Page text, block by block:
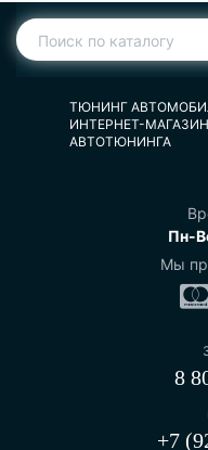
ТЮНИНГ
ИНТЕРНЕТ-
АВТОТЮНИНГА
Пн-
Мы
8
+7